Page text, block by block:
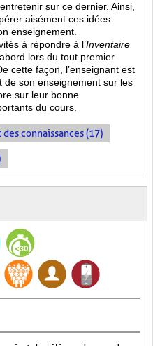
sur ce dernier. Ainsi,
aisément ces idées
enseignement.
à répondre à l’Inventaire
lors du tout premier
cette façon, l’enseignant est
de son enseignement sur les
sur leur bonne
du cours.
connaissances (17)